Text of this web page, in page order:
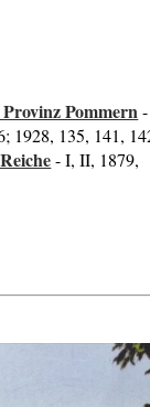
Pommern-
1928, 135, 141,
- I, II, 1879,